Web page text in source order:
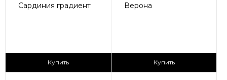
Сардиния градиент
Купить
Верона
Купить